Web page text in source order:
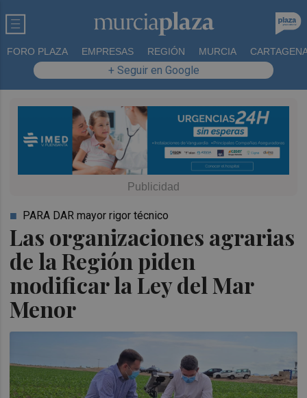
FORO PLAZA EMPRESAS REGIÓN MURCIA
+ Seguir en Google
Las organizaciones agrarias
de la Región piden
modificar la Ley del Mar
Menor
PARA DAR mayor rigor técnico